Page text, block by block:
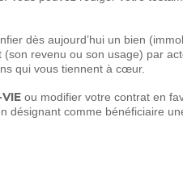
dès aujourd’hui un bien
(son revenu ou son usage) par
qui vous tiennent à cœur.
ou modifier votre contrat en
désignant comme bénéficiaire